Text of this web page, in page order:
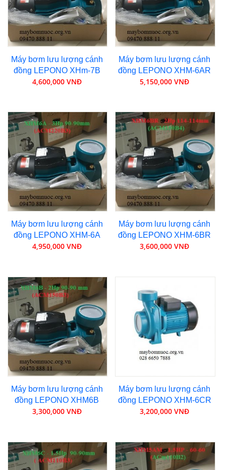
Máy bơm lưu lượng cánh
đồng LEPONO XHm-7B
4,600,000 VNĐ
Máy bơm lưu lượng cánh
đồng LEPONO XHM-6AR
5,150,000 VNĐ
Máy bơm lưu lượng cánh
đồng LEPONO XHM-6A
4,950,000 VNĐ
Máy bơm lưu lượng cánh
đồng LEPONO XHM-6BR
3,600,000 VNĐ
Máy bơm lưu lượng cánh
đồng LEPONO XHM6B
3,300,000 VNĐ
Máy bơm lưu lượng cánh
đồng LEPONO XHM-6CR
3,200,000 VNĐ